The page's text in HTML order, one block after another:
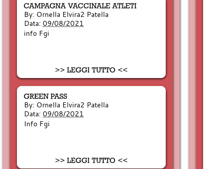
By: Ornella Elvira2 Patella
Data: 09/08/2021
info Fgi
By: Ornella Elvira2 Patella
Data: 09/08/2021
Info Fgi